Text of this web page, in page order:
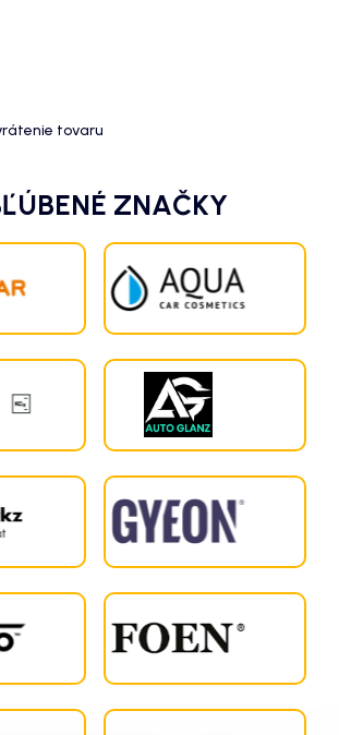
tovaru
ZNAČKY